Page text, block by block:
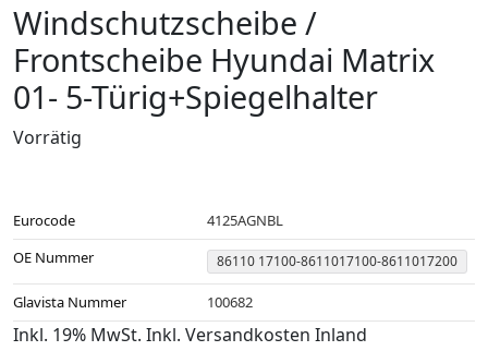
Windschutzscheibe /
Frontscheibe Hyundai Matrix
01- 5-Türig+Spiegelhalter
Vorrätig
Eurocode
4125AGNBL
OE Nummer
86110 17100-8611017100-8611017200
Glavista Nummer 100682
Inkl. 19% MwSt. Inkl. Versandkosten Inland